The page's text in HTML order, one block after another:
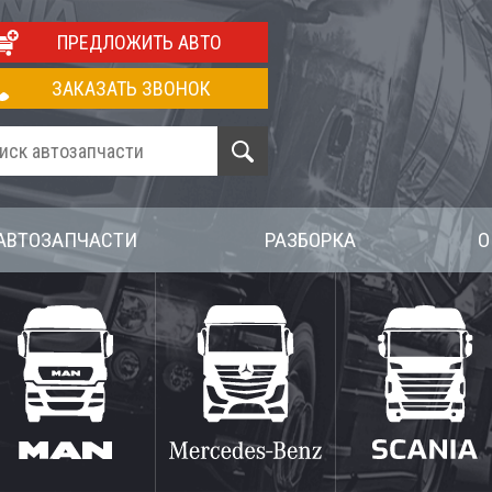
ПРЕДЛОЖИТЬ АВТО
ЗАКАЗАТЬ ЗВОНОК
РАЗБОРКА